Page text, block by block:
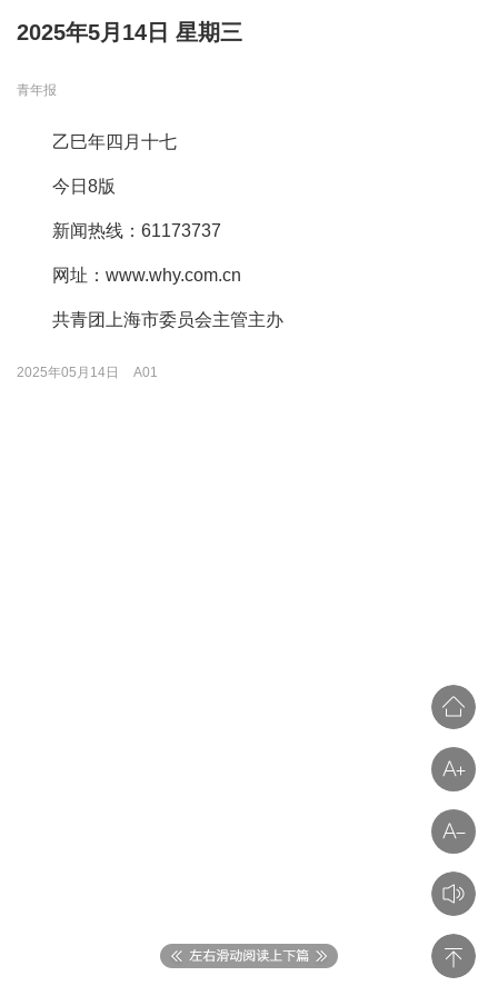
2025年5月14日 星期三
青年报
乙巳年四月十七
今日8版
新闻热线：61173737
网址：www.why.com.cn
共青团上海市委员会主管主办
2025年05月14日 A01